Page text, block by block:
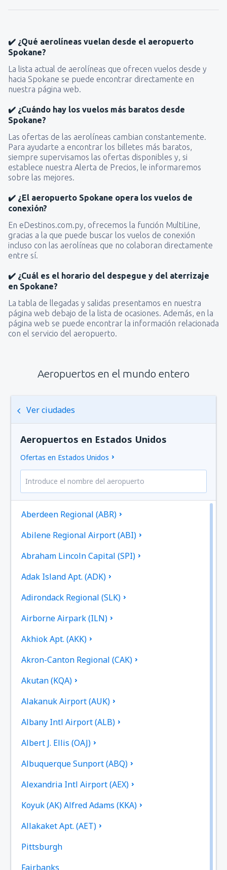
✔️ ¿Qué aerolíneas vuelan desde el aeropuerto
Spokane?
La lista actual de aerolíneas que ofrecen vuelos desde y
hacia Spokane se puede encontrar directamente en
nuestra página web.
✔️ ¿Cuándo hay los vuelos más baratos desde
Spokane?
Las ofertas de las aerolíneas cambian constantemente.
Para ayudarte a encontrar los billetes más baratos,
siempre supervisamos las ofertas disponibles y, si
establece nuestra Alerta de Precios, le informaremos
sobre las mejores.
✔️ ¿El aeropuerto Spokane opera los vuelos de
conexión?
En eDestinos.com.py, ofrecemos la función MultiLine,
gracias a la que puede buscar los vuelos de conexión
incluso con las aerolíneas que no colaboran directamente
entre sí.
✔️ ¿Cuál es el horario del despegue y del aterrizaje
en Spokane?
La tabla de llegadas y salidas presentamos en nuestra
página web debajo de la lista de ocasiones. Además, en la
página web se puede encontrar la información relacionada
con el servicio del aeropuerto.
Aeropuertos en el mundo entero
Ver ciudades
Aeropuertos en Estados Unidos
Ofertas en Estados Unidos
Aberdeen Regional (ABR)
Abilene Regional Airport (ABI)
Abraham Lincoln Capital (SPI)
Adak Island Apt. (ADK)
Adirondack Regional (SLK)
Airborne Airpark (ILN)
Akhiok Apt. (AKK)
Akron-Canton Regional (CAK)
Akutan (KQA)
Alakanuk Airport (AUK)
Albany Intl Airport (ALB)
Albert J. Ellis (OAJ)
Albuquerque Sunport (ABQ)
Alexandria Intl Airport (AEX)
Koyuk (AK) Alfred Adams (KKA)
Allakaket Apt. (AET)
Pittsburgh
Fairbanks